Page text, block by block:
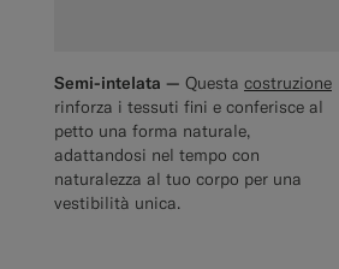
Semi-intelata — Questa costruzione
rinforza i tessuti fini e conferisce al
petto una forma naturale,
adattandosi nel tempo con
naturalezza al tuo corpo per una
vestibilità unica.